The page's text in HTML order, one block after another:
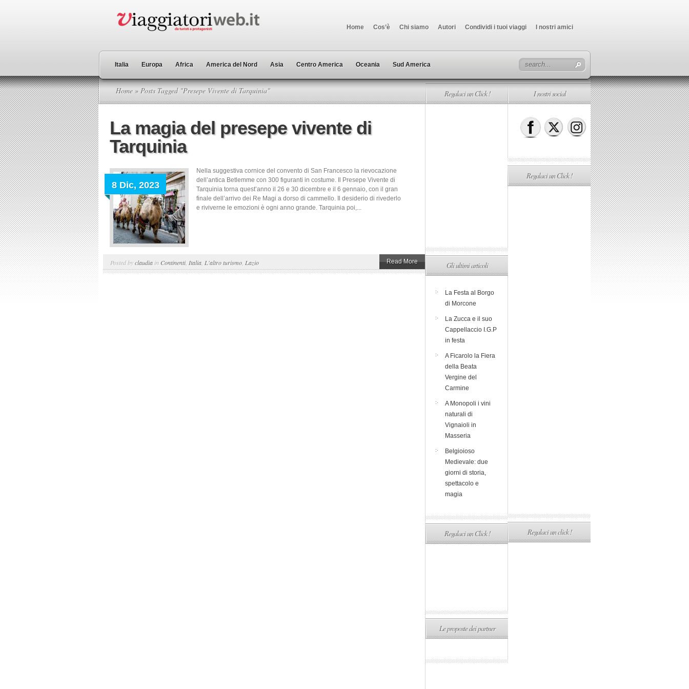
Home Cos’è Chi siamo Autori Condividi i tuoi viaggi I nostri amici
Italia Europa Africa America del Nord Asia Centro America Oceania Sud America
Home » Posts Tagged "Presepe Vivente di Tarquinia"
La magia del presepe vivente di
Tarquinia
8 Dic, 2023
Nella suggestiva cornice del convento di San Francesco la rievocazione
dell’antica Betlemme con 300 figuranti in costume. Il Presepe Vivente di
Tarquinia torna quest’anno il 26 e 30 dicembre e il 6 gennaio, con il gran
finale dell’arrivo dei Re Magi a dorso di cammello. Il desiderio di rivederlo
e riviverne le emozioni è ogni anno grande. Tarquinia poi,...
Posted byclaudia in Continenti, Italia L'altro turismo Lazio Read More
Regalaci un Click !
Gli ultimi articoli
La Festa al Borgo
di Morcone
La Zucca e il suo
Cappellaccio I.G.P
in festa
A Ficarolo la Fiera
della Beata
Vergine del
Carmine
A Monopoli i vini
naturali di
Vignaioli in
Masseria
Belgioioso
Medievale: due
giorni di storia,
spettacolo e
magia
Regalaci un Click !
Le proposte dei partner
I nostri social
Regalaci un Click !
Regalaci un click !